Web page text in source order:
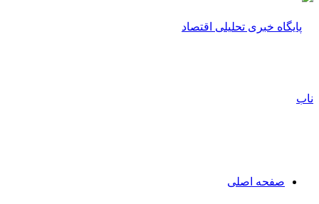
صفحه اصلی